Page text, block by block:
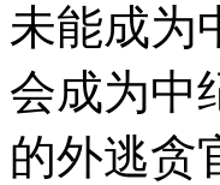
未能成为
会成为中
的外逃贪